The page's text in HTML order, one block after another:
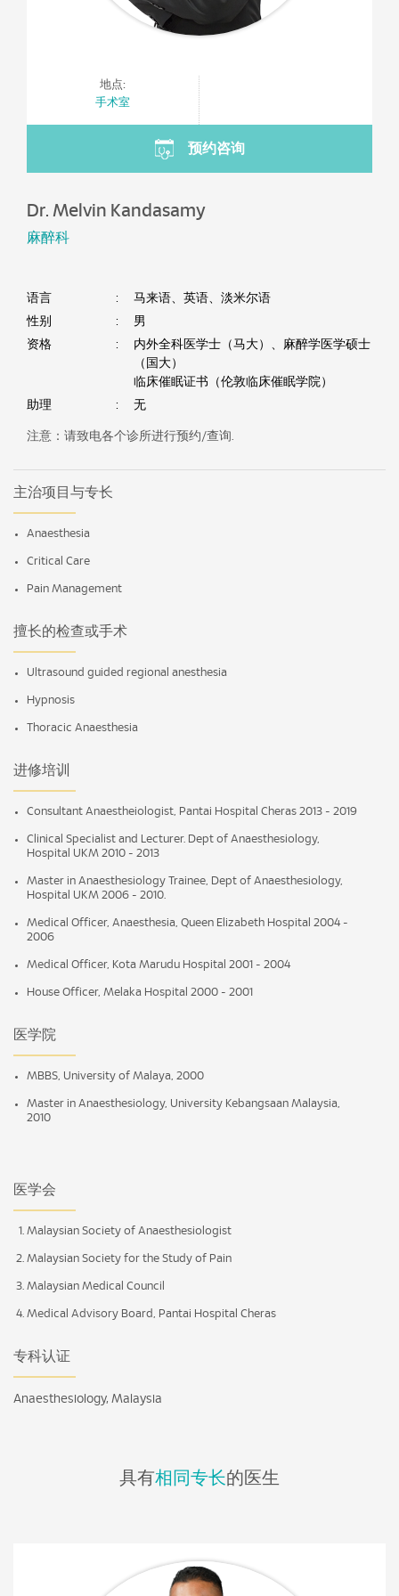
地点:
手术室
预约咨询
Dr. Melvin Kandasamy
麻醉科
语言 :
马来语、英语、淡米尔语
性别
:
男
资格
:
内外全科医学士（马大）、麻醉学医学硕士
（国大）
临床催眠证书（伦敦临床催眠学院）
助理
: 无
注意：请致电各个诊所进行预约/查询.
主治项目与专长
Anaesthesia
Critical Care
Pain Management
擅长的检查或手术
Ultrasound guided regional anesthesia
Hypnosis
Thoracic Anaesthesia
进修培训
Consultant Anaestheiologist, Pantai Hospital Cheras 2013 - 2019
Clinical Specialist and Lecturer. Dept of Anaesthesiology,
Hospital UKM 2010 - 2013
Master in Anaesthesiology Trainee, Dept of Anaesthesiology,
Hospital UKM 2006 - 2010.
Medical Officer, Anaesthesia, Queen Elizabeth Hospital 2004 -
2006
Medical Officer, Kota Marudu Hospital 2001 - 2004
House Officer, Melaka Hospital 2000 - 2001
医学院
MBBS, University of Malaya, 2000
Master in Anaesthesiology, University Kebangsaan Malaysia,
2010
医学会
Malaysian Society of Anaesthesiologist
Malaysian Society for the Study of Pain
Malaysian Medical Council
Medical Advisory Board, Pantai Hospital Cheras
专科认证
Anaesthesiology, Malaysia
具有相同专长的医生